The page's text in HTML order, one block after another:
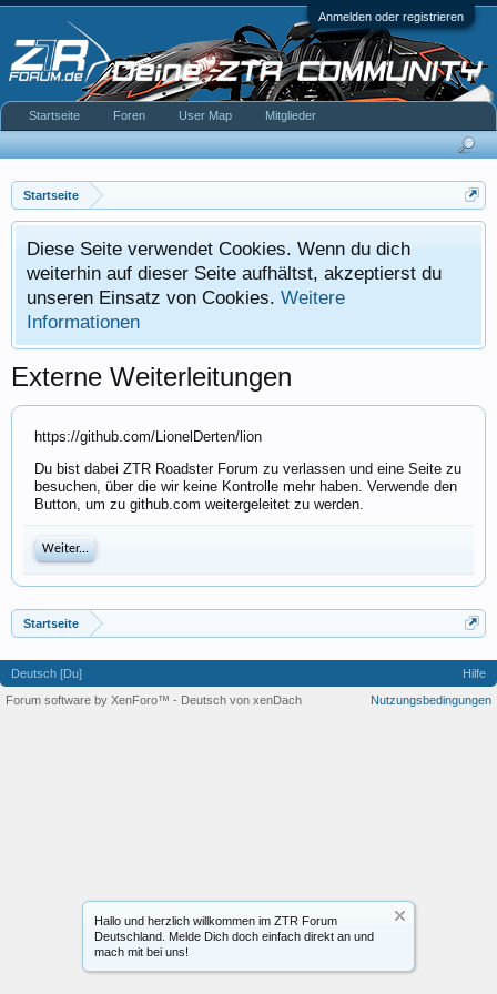
Anmelden oder registrieren
Startseite
Diese Seite verwendet Cookies. Wenn du dich
weiterhin auf dieser Seite aufhältst, akzeptierst du
unseren Einsatz von Cookies. Weitere
Informationen
Hallo und herzlich willkommen im ZTR Forum
Deutschland. Melde Dich doch einfach direkt an und
mach mit bei uns!
Externe Weiterleitungen
https://github.com/LionelDerten/lion
Du bist dabei ZTR Roadster Forum zu verlassen und eine Seite zu
besuchen, über die wir keine Kontrolle mehr haben. Verwende den
Button, um zu github.com weitergeleitet zu werden.
Weiter...
Startseite
Startseite Foren User Map Mitglieder
Deutsch [Du]
Hilfe
Nutzungsbedingungen
Forum software by XenForo™ - Deutsch von xenDach